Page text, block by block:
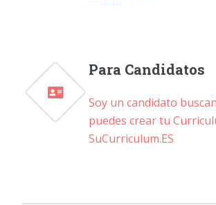
Para Candidatos
Soy un candidato
puedes crear tu
SuCurriculum.ES